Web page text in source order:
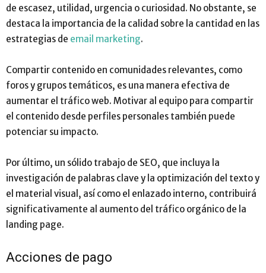
de escasez, utilidad, urgencia o curiosidad. No obstante, se
destaca la importancia de la calidad sobre la cantidad en las
estrategias de email marketing.
Compartir contenido en comunidades relevantes, como
foros y grupos temáticos, es una manera efectiva de
aumentar el tráfico web. Motivar al equipo para compartir
el contenido desde perfiles personales también puede
potenciar su impacto.
Por último, un sólido trabajo de SEO, que incluya la
investigación de palabras clave y la optimización del texto y
el material visual, así como el enlazado interno, contribuirá
significativamente al aumento del tráfico orgánico de la
landing page.
Acciones de pago